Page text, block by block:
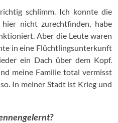
schlimm. Ich konnte die
nicht zurechtfinden, habe
Aber die Leute waren
in eine Flüchtlingsunterkunft
ein Dach über dem Kopf.
meine Familie total vermisst
In meiner Stadt ist Krieg und